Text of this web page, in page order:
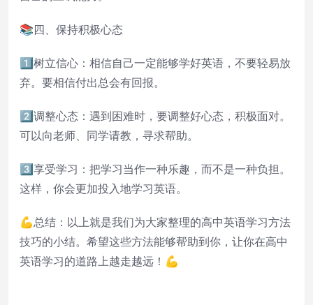
📚四、保持积极心态
1️⃣树立信心：相信自己一定能够学好英语，不要轻易放
弃。要相信付出总会有回报。
2️⃣调整心态：遇到困难时，要调整好心态，积极面对。
可以向老师、同学请教，寻求帮助。
3️⃣享受学习：把学习当作一种乐趣，而不是一种负担。
这样，你会更加投入地学习英语。
💪总结：以上就是我们为大家整理的高中英语学习方法
技巧的小结。希望这些方法能够帮助到你，让你在高中
英语学习的道路上越走越远！💪